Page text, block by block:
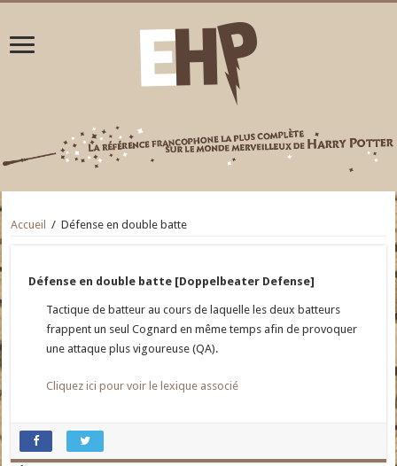
Accueil / Défense en double batte
Défense en double batte [Doppelbeater Defense]
Tactique de batteur au cours de laquelle les deux batteurs
frappent un seul Cognard en même temps afin de provoquer
une attaque plus vigoureuse (QA).
Cliquez ici pour voir le lexique associé